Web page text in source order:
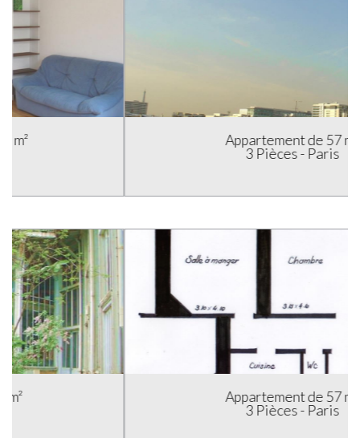
Appartement de 57 m²
Appartement de 57 m²